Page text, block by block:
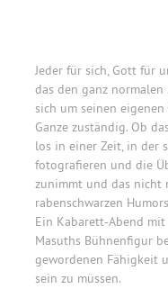
Jeder für sich, Gott für
das den ganz normalen
sich um seinen
Ganze zuständig. Ob
los in einer Zeit, in der
fotografieren und die
zunimmt und das nicht
rabenschwarzen
Ein Kabarett-Abend
Masuths Bühnenfigur
gewordenen Fähigkeit
sein zu müssen.